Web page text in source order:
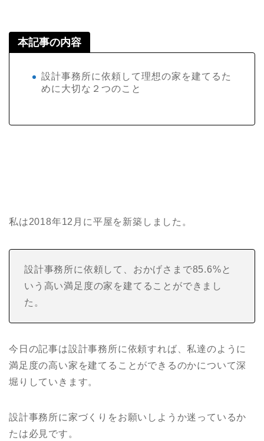
本記事の内容
設計事務所に依頼して理想の家を建てるた
めに大切な２つのこと
私は2018年12月に平屋を新築しました。
設計事務所に依頼して、おかげさまで85.6%と
いう高い満足度の家を建てることができまし
た。
今日の記事は設計事務所に依頼すれば、私達のように
満足度の高い家を建てることができるのかについて深
堀りしていきます。
設計事務所に家づくりをお願いしようか迷っているか
たは必見です。